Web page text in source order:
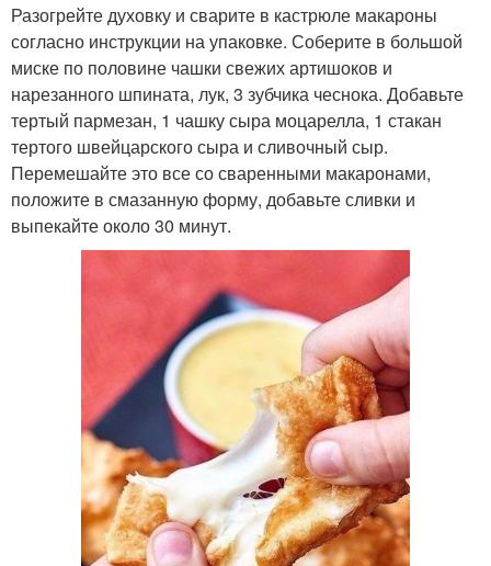
Разогрейте духовку и сварите в кастрюле макароны
согласно инструкции на упаковке. Соберите в большой
миске по половине чашки свежих артишоков и
нарезанного шпината, лук, 3 зубчика чеснока. Добавьте
тертый пармезан, 1 чашку сыра моцарелла, 1 стакан
тертого швейцарского сыра и сливочный сыр.
Перемешайте это все со сваренными макаронами,
положите в смазанную форму, добавьте сливки и
выпекайте около 30 минут.